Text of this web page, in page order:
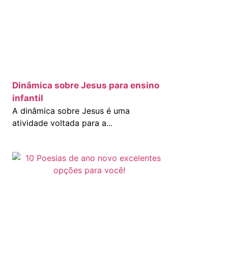
Dinâmica sobre Jesus para ensino
infantil
A dinâmica sobre Jesus é uma
atividade voltada para a...